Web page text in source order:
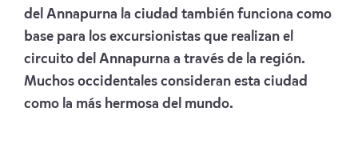
del Annapurna la ciudad también funciona como
base para los excursionistas que realizan el
circuito del Annapurna a través de la región.
Muchos occidentales consideran esta ciudad
como la más hermosa del mundo.